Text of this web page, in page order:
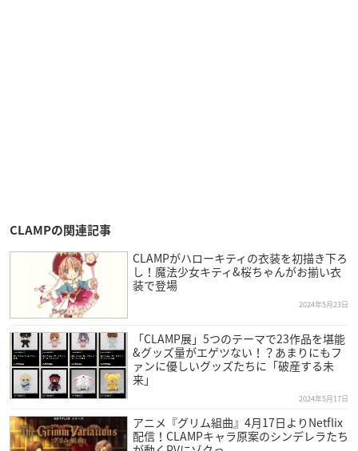
CLAMPの関連記事
CLAMPがハローキティの衣装を初描き下ろ
し！魔法少女キティ&桜ちゃんがお揃い衣
装で登場
2024年5月23日
「CLAMP展」5つのテーマで23作品を堪能
&グッズ量がエゲツない！？あまりにもフ
ァンに優しいグッズたちに「破産する未
来」
2024年5月17日
アニメ『グリム組曲』4月17日よりNetflix
配信！CLAMPキャラ原案のシンデレラたち